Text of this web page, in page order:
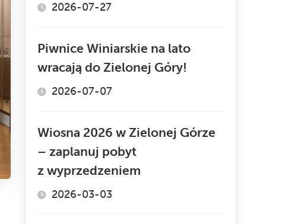
2026-07-27
Piwnice Winiarskie na lato
wracają do Zielonej Góry!
2026-07-07
Wiosna 2026 w Zielonej Górze
– zaplanuj pobyt
z wyprzedzeniem
2026-03-03